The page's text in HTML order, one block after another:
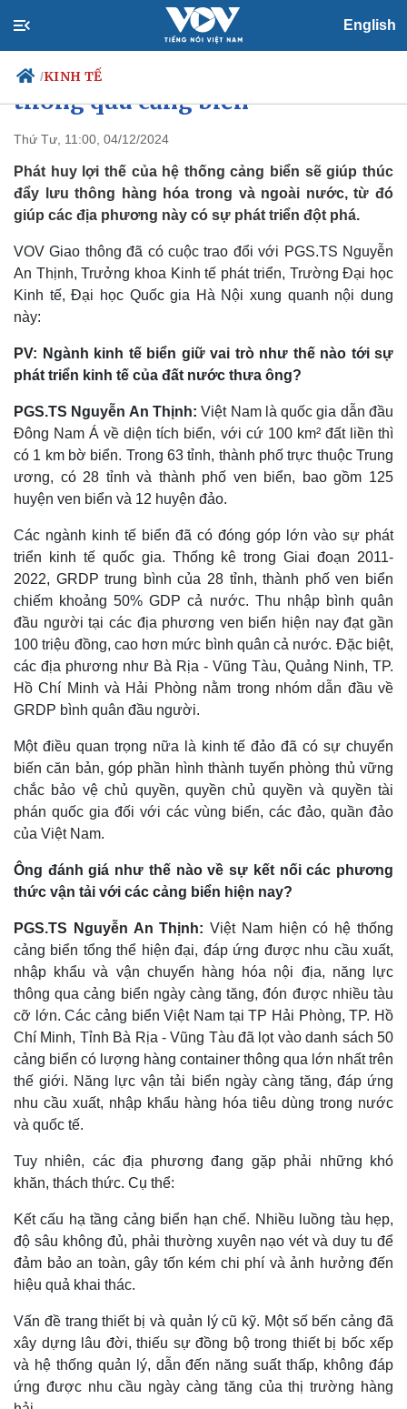
English
/KINH TẾ
Chính trị
Đảng
Tổ chức nhân sự
Nhận diện sự thật
Xã hội
Tin 24h
Dự báo thời tiết
Dấu ấn VOV
Việc làm
Biển đảo
Thế giới
Quan sát
Cuộc sống đó đây
Hồ sơ
Multimedia
Video
Infographic
Kinh tế
Bất động sản
Thị trường
Tỷ giá
Thúc đẩy vận tải hàng hóa
thông qua cảng biển
Thứ Tư, 11:00, 04/12/2024
Phát huy lợi thế của hệ thống cảng biển sẽ giúp thúc
đẩy lưu thông hàng hóa trong và ngoài nước, từ đó
giúp các địa phương này có sự phát triển đột phá.
VOV Giao thông đã có cuộc trao đổi với PGS.TS Nguyễn
An Thịnh, Trưởng khoa Kinh tế phát triển, Trường Đại học
Kinh tế, Đại học Quốc gia Hà Nội xung quanh nội dung
này:
PV: Ngành kinh tế biển giữ vai trò như thế nào tới sự
phát triển kinh tế của đất nước thưa ông?
PGS.TS Nguyễn An Thịnh: Việt Nam là quốc gia dẫn đầu
Đông Nam Á về diện tích biển, với cứ 100 km² đất liền thì
có 1 km bờ biển. Trong 63 tỉnh, thành phố trực thuộc Trung
ương, có 28 tỉnh và thành phố ven biển, bao gồm 125
huyện ven biển và 12 huyện đảo.
Các ngành kinh tế biển đã có đóng góp lớn vào sự phát
triển kinh tế quốc gia. Thống kê trong Giai đoạn 2011-
2022, GRDP trung bình của 28 tỉnh, thành phố ven biển
chiếm khoảng 50% GDP cả nước. Thu nhập bình quân
đầu người tại các địa phương ven biển hiện nay đạt gần
100 triệu đồng, cao hơn mức bình quân cả nước. Đặc biệt,
các địa phương như Bà Rịa - Vũng Tàu, Quảng Ninh, TP.
Hồ Chí Minh và Hải Phòng nằm trong nhóm dẫn đầu về
GRDP bình quân đầu người.
Một điều quan trọng nữa là kinh tế đảo đã có sự chuyển
biến căn bản, góp phần hình thành tuyến phòng thủ vững
chắc bảo vệ chủ quyền, quyền chủ quyền và quyền tài
phán quốc gia đối với các vùng biển, các đảo, quần đảo
của Việt Nam.
Ông đánh giá như thế nào về sự kết nối các phương
thức vận tải với các cảng biển hiện nay?
PGS.TS Nguyễn An Thịnh:Việt Nam hiện có hệ thống
cảng biển tổng thể hiện đại, đáp ứng được nhu cầu xuất,
nhập khẩu và vận chuyển hàng hóa nội địa, năng lực
thông qua cảng biển ngày càng tăng, đón được nhiều tàu
cỡ lớn. Các cảng biển Việt Nam tại TP Hải Phòng, TP. Hồ
Chí Minh, Tỉnh Bà Rịa - Vũng Tàu đã lọt vào danh sách 50
cảng biển có lượng hàng container thông qua lớn nhất trên
thế giới. Năng lực vận tải biển ngày càng tăng, đáp ứng
nhu cầu xuất, nhập khẩu hàng hóa tiêu dùng trong nước
và quốc tế.
Tuy nhiên, các địa phương đang gặp phải những khó
khăn, thách thức. Cụ thể:
Kết cấu hạ tầng cảng biển hạn chế. Nhiều luồng tàu hẹp,
độ sâu không đủ, phải thường xuyên nạo vét và duy tu để
đảm bảo an toàn, gây tốn kém chi phí và ảnh hưởng đến
hiệu quả khai thác.
Vấn đề trang thiết bị và quản lý cũ kỹ. Một số bến cảng đã
xây dựng lâu đời, thiếu sự đồng bộ trong thiết bị bốc xếp
và hệ thống quản lý, dẫn đến năng suất thấp, không đáp
ứng được nhu cầu ngày càng tăng của thị trường hàng